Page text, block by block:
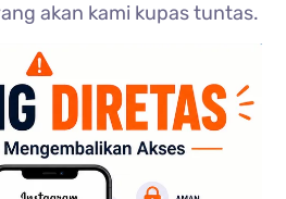
akan kami kupas tuntas.